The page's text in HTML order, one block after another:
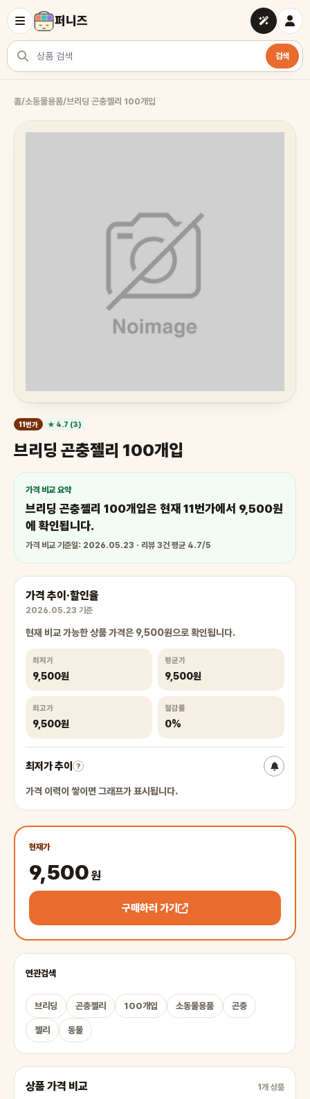
퍼니즈
상품 검색
검색
홈/소동물용품/브리딩 곤충젤리 100개입
11번가 ★ 4.7 (3)
브리딩 곤충젤리 100개입
가격 비교 요약
브리딩 곤충젤리 100개입은 현재 11번가에서 9,500원
에 확인됩니다.
가격 비교 기준일: 2026.05.23 · 리뷰 3건 평균 4.7/5
가격 추이·할인율
2026.05.23 기준
현재 비교 가능한 상품 가격은 9,500원으로 확인됩니다.
최저가
9,500원
평균가
9,500원
최고가
9,500원
절감률
0%
최저가 추이 ?
가격 이력이 쌓이면 그래프가 표시됩니다.
현재가
9,500원
구매하러 가기
연관검색
브리딩 곤충젤리 100개입 소동물용품 곤충
젤리 동물
상품 가격 비교 1개 상품